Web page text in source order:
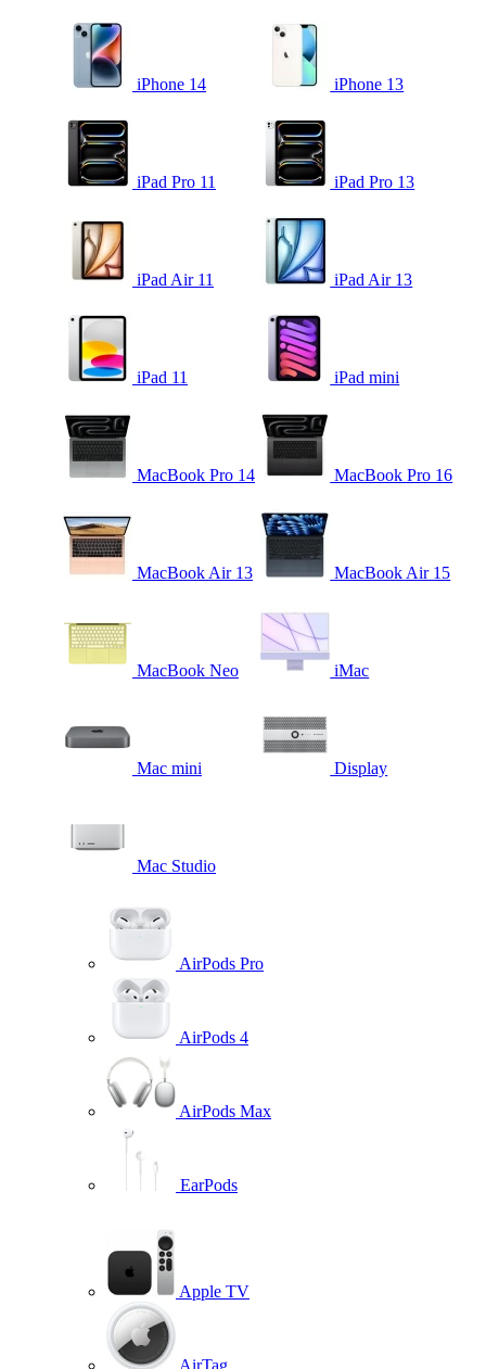
iPhone 14 iPhone 13
iPad Pro 11 iPad Pro 13
iPad Air 11 iPad Air 13
iPad 11 iPad mini
MacBook Pro 14 MacBook Pro 16
MacBook Air 13 MacBook Air 15
MacBook Neo iMac
Mac mini Display
Mac Studio
AirPods Pro
AirPods 4
AirPods Max
EarPods
Apple TV